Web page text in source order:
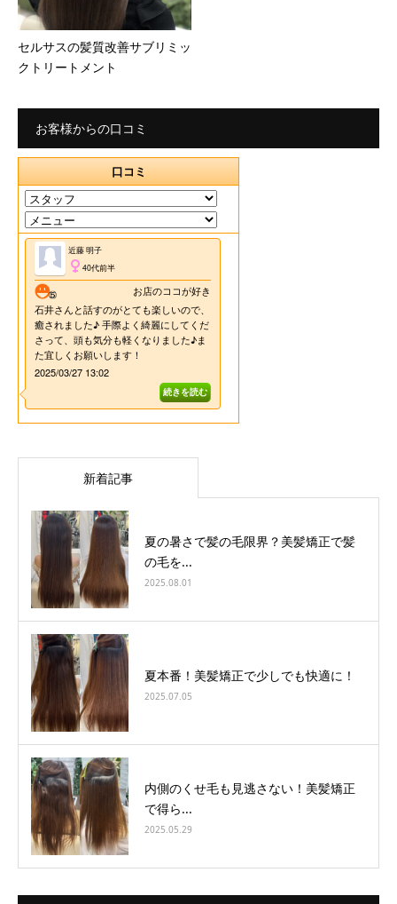
セルサスの髪質改善サブリミッ
クトリートメント
お客様からの口コミ
新着記事
夏の暑さで髪の毛限界？美髪矯正で髪
の毛を...
2025.08.01
夏本番！美髪矯正で少しでも快適に！
2025.07.05
内側のくせ毛も見逃さない！美髪矯正
で得ら...
2025.05.29